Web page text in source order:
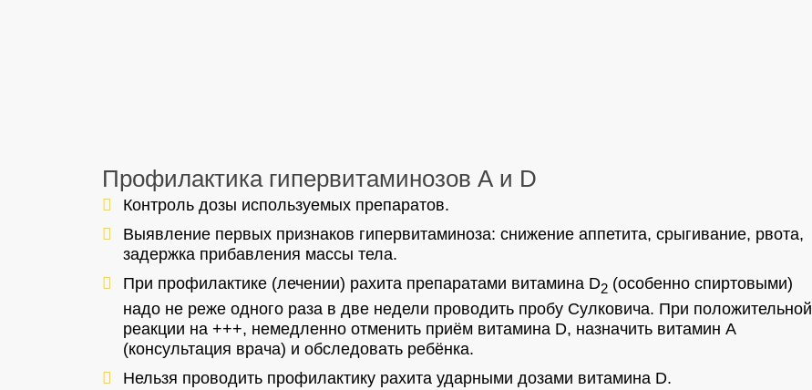
Профилактика гипервитаминозов А и D
Контроль дозы используемых препаратов.
Выявление первых признаков гипервитаминоза: снижение аппетита, срыгивание, рвота,
задержка прибавления массы тела.
При профилактике (лечении) рахита препаратами витамина D2 (особенно спиртовыми)
надо не реже одного раза в две недели проводить пробу Сулковича. При положительной
реакции на +++, немедленно отменить приём витамина D, назначить витамин А
(консультация врача) и обследовать ребёнка.
Нельзя проводить профилактику рахита ударными дозами витамина D.